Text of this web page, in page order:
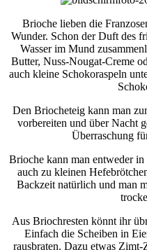
Brioche lieben die
Wunder. Schon der Duft des
Wasser im Mund
Butter, Nuss-Nougat-Creme
auch kleine Schokoraspeln
Den Briocheteig kann man
vorbereiten und über Nacht
Überraschung
Brioche kann man entweder
auch zu kleinen
Backzeit natürlich und man
Aus Briochresten könnt ihr
Einfach die Scheiben in
rausbraten. Dazu etwas